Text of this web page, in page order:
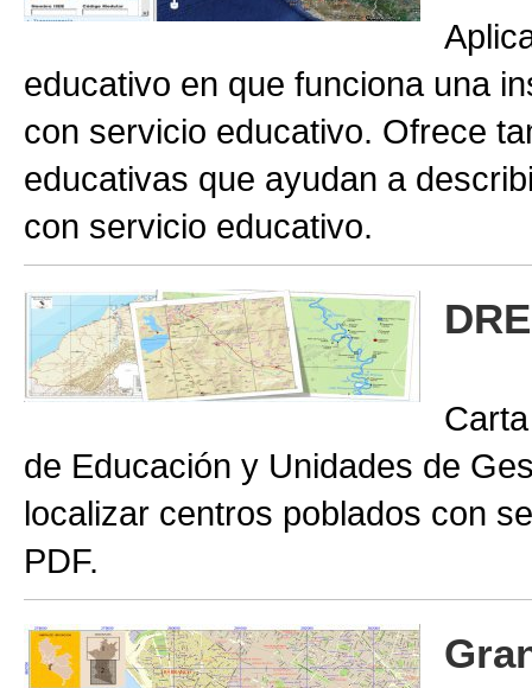
educativo en que funciona una
con servicio educativo. Ofrece
educativas que ayudan a
con servicio educativo.
de Educación y Unidades de
localizar centros poblados con
PDF.